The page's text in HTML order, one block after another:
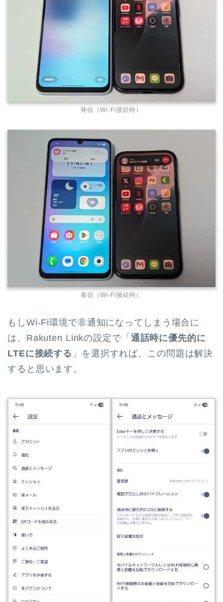
発信（Wi-Fi接続時）
着信（Wi-Fi接続時）
もしWi-Fi環境で非通知になってしまう場合に
は、Rakuten Linkの設定で「 通話時に優先的に
LTEに接続する 」を選択すれば、この問題は解決
すると思います。